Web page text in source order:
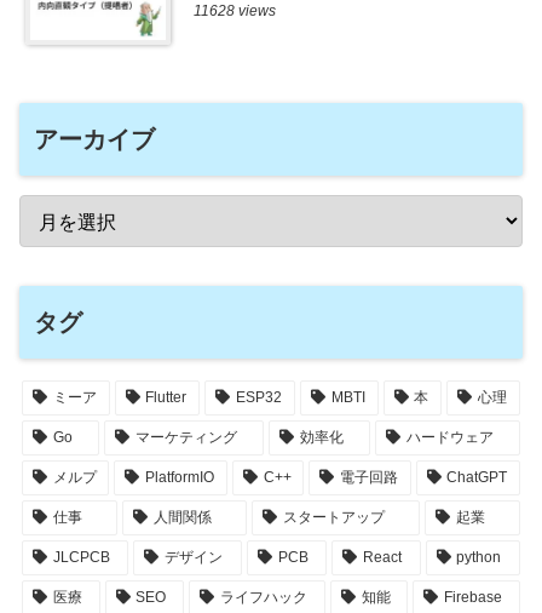
11628 views
アーカイブ
タグ
ミーア Flutter ESP32 MBTI 本 心理
Go マーケティング 効率化 ハードウェア
メルプ PlatformIO C++ 電子回路 ChatGPT
仕事 人間関係 スタートアップ 起業
JLCPCB デザイン PCB React python
医療 SEO ライフハック 知能 Firebase